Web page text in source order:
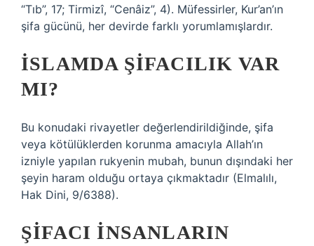
“Tıb”, 17; Tirmizî, “Cenâiz”, 4). Müfessirler, Kur’an’ın
şifa gücünü, her devirde farklı yorumlamışlardır.
İSLAMDA ŞIFACILIK VAR
MI?
Bu konudaki rivayetler değerlendirildiğinde, şifa
veya kötülüklerden korunma amacıyla Allah’ın
izniyle yapılan rukyenin mubah, bunun dışındaki her
şeyin haram olduğu ortaya çıkmaktadır (Elmalılı,
Hak Dini, 9/6388).
ŞIFACI INSANLARIN